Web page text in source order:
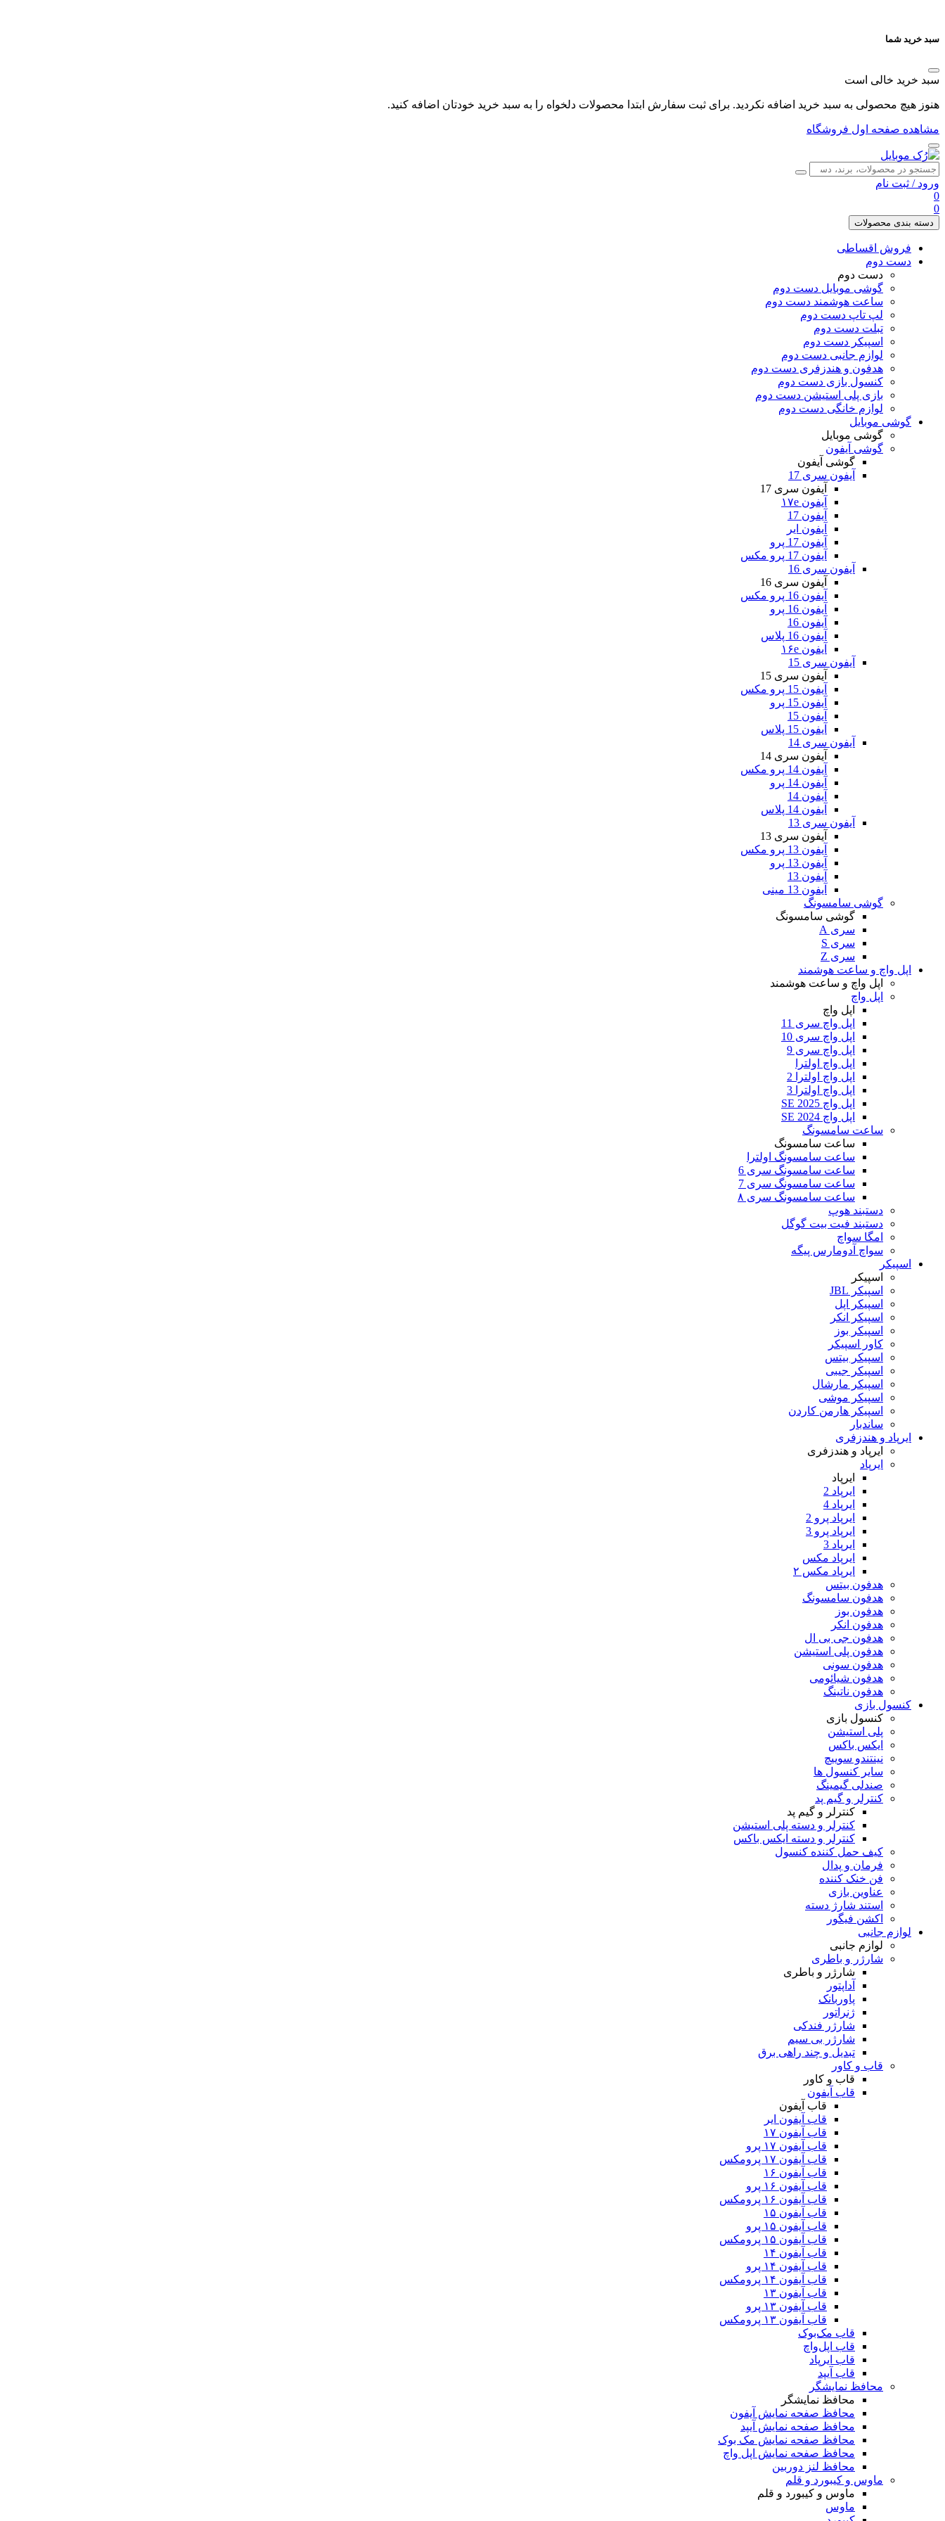
سبد خرید شما
سبد خرید خالی است
هنوز هیچ محصولی به سبد خرید اضافه نکردید. برای ثبت سفارش ابتدا محصولات دلخواه را به سبد خرید خودتان اضافه کنید.
مشاهده صفحه اول فروشگاه
ورود / ثبت نام
0
0
دسته بندی محصولات
فروش اقساطی
دست دوم
دست دوم
گوشی موبایل دست دوم
ساعت هوشمند دست دوم
لپ تاپ دست دوم
تبلت دست دوم
اسپیکر دست دوم
لوازم جانبی دست دوم
هدفون و هندزفری دست دوم
کنسول بازی دست دوم
بازی پلی استیشن دست دوم
لوازم خانگی دست دوم
گوشی موبایل
گوشی موبایل
گوشی آیفون
گوشی آیفون
آیفون سری 17
آیفون سری 17
آیفون ۱۷e
آیفون 17
آیفون ایر
آیفون 17 پرو
آیفون 17 پرو مکس
آیفون سری 16
آیفون سری 16
آیفون 16 پرو مکس
آیفون 16 پرو
آیفون 16
آیفون 16 پلاس
آیفون ۱۶e
آیفون سری 15
آیفون سری 15
آیفون 15 پرو مکس
آیفون 15 پرو
آیفون 15
آیفون 15 پلاس
آیفون سری 14
آیفون سری 14
آیفون 14 پرو مکس
آیفون 14 پرو
آیفون 14
آیفون 14 پلاس
آیفون سری 13
آیفون سری 13
آیفون 13 پرو مکس
آیفون 13 پرو
آیفون 13
آیفون 13 مینی
گوشی سامسونگ
گوشی سامسونگ
سری A
سری S
سری Z
اپل واچ و ساعت هوشمند
اپل واچ و ساعت هوشمند
اپل واچ
اپل واچ
اپل واچ سری 11
اپل واچ سری 10
اپل واچ سری 9
اپل واچ اولترا
اپل واچ اولترا 2
اپل واچ اولترا 3
اپل واچ SE 2025
اپل واچ SE 2024
ساعت سامسونگ
ساعت سامسونگ
ساعت سامسونگ اولترا
ساعت سامسونگ سری 6
ساعت سامسونگ سری 7
ساعت سامسونگ سری ۸
دستبند هوپ
دستبند فیت بیت گوگل
امگا سواچ
سواچ آدومارس پیگه
اسپیکر
اسپیکر
اسپیکر JBL
اسپیکر اپل
اسپیکر انکر
اسپیکر بوز
کاور اسپیکر
اسپیکر بیتس
اسپیکر جیبی
اسپیکر مارشال
اسپیکر موشی
اسپیکر هارمن کاردن
ساندبار
ایرپاد و هندزفری
ایرپاد و هندزفری
ایرپاد
ایرپاد
ایرپاد 2
ایرپاد 4
ایرپاد پرو 2
ایرپاد پرو 3
ایرپاد 3
ایرپاد مکس
ایرپاد مکس ۲
هدفون بیتس
هدفون سامسونگ
هدفون بوز
هدفون انکر
هدفون جی بی ال
هدفون پلی استیشن
هدفون سونی
هدفون شیائومی
هدفون ناتینگ
کنسول بازی
کنسول بازی
پلی استیشن
ایکس باکس
نینتندو سوییچ
سایر کنسول ها
صندلی گیمینگ
کنترلر و گیم پد
کنترلر و گیم پد
کنترلر و دسته پلی استیشن
کنترلر و دسته ایکس باکس
کیف حمل کننده کنسول
فرمان و پدال
فن خنک کننده
عناوین بازی
استند شارژ دسته
اکشن فیگور
لوازم جانبی
لوازم جانبی
شارژر و باطری
شارژر و باطری
آداپتور
پاوربانک
ژنراتور
شارژر فندکی
شارژر بی سیم
تبدیل و چند راهی برق
قاب و کاور
قاب و کاور
قاب آیفون
قاب آیفون
قاب آیفون ایر
قاب آیفون ۱۷
قاب آیفون ۱۷ پرو
قاب آیفون ۱۷ پرومکس
قاب آیفون ۱۶
قاب آیفون ۱۶ پرو
قاب آیفون ۱۶ پرومکس
قاب آیفون ۱۵
قاب آیفون ۱۵ پرو
قاب آیفون ۱۵ پرومکس
قاب آیفون ۱۴
قاب آیفون ۱۴ پرو
قاب آیفون ۱۴ پرومکس
قاب آیفون ۱۳
قاب آیفون ۱۳ پرو
قاب آیفون ۱۳ پرومکس
قاب مک‌بوک
قاب اپل‌واچ
قاب ایرپاد
قاب آیپد
محافظ نمایشگر
محافظ نمایشگر
محافظ صفحه نمایش آیفون
محافظ صفحه نمایش آیپد
محافظ صفحه نمایش مک بوک
محافظ صفحه نمایش اپل واچ
محافظ لنز دوربین
ماوس و کیبورد و قلم
ماوس و کیبورد و قلم
ماوس